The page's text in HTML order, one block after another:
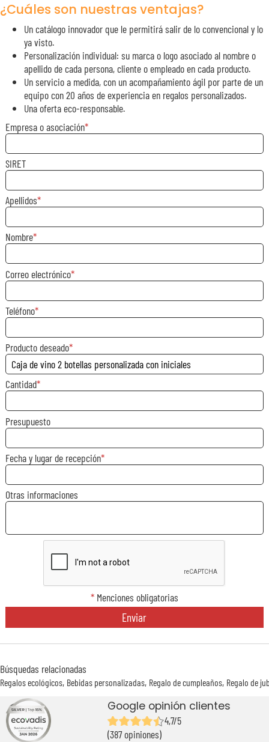
¿Cuáles son nuestras ventajas?
Un catálogo innovador que le permitirá salir de lo convencional y lo
ya visto.
Personalización individual: su marca o logo asociado al nombre o
apellido de cada persona, cliente o empleado en cada producto.
Un servicio a medida, con un acompañamiento ágil por parte de un
equipo con 20 años de experiencia en regalos personalizados.
Una oferta eco-responsable.
Empresa o asociación
SIRET
Apellidos
Nombre
Correo electrónico
Teléfono
Producto deseado
Cantidad
Presupuesto
Fecha y lugar de recepción
Otras informaciones
*Menciones obligatorias
Enviar
Búsquedas relacionadas
Regalos ecológicos Bebidas personalizadas Regalo de cumpleaños Regalo de
Google opinión clientes
4,7/5
(387 opiniones)